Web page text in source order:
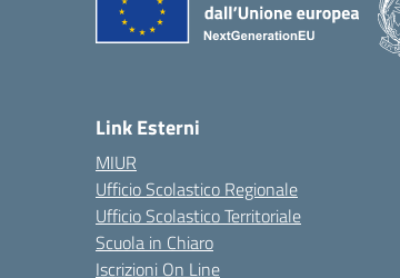
Link Esterni
MIUR
Ufficio Scolastico Regionale
Ufficio Scolastico Territoriale
Scuola in Chiaro
Iscrizioni On Line